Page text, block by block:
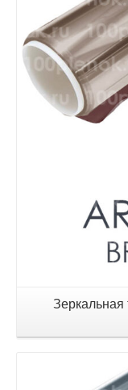
Зеркальная